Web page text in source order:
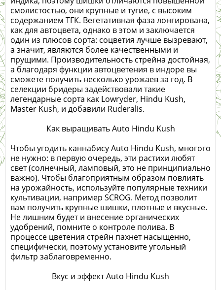
смолистостью, они крупные и тугие, с высоким
содержанием ТГК. Вегетативная фаза лонгирована,
как для автоцвета, однако в этом и заключается
один из плюсов сорта: соцветия лучше вызревают,
а значит, являются более качественными и
прущими. Производительность стрейна достойная,
а благодаря функции автоцветения в индоре вы
сможете получить несколько урожаев за год. В
селекции бридеры задействовали такие
легендарные сорта как Lowryder, Hindu Kush,
Master Kush, и добавили Ruderalis.
Как выращивать Auto Hindu Kush
Чтобы угодить каннабису Auto Hindu Kush, многого
не нужно: в первую очередь, эти растихи любят
свет (солнечный, ламповый, это не принципиально
важно). Чтобы благоприятным образом повлиять
на урожайность, используйте популярные техники
культивации, например SCROG. Метод позволит
вам получить крупные шишки, плотные и вкусные.
Не лишним будет и внесение органических
удобрений, помните о контроле полива. В
процессе цветения стрейн пахнет насыщенно,
специфически, поэтому установите угольный
фильтр заблаговременно.
Вкус и эффект Auto Hindu Kush